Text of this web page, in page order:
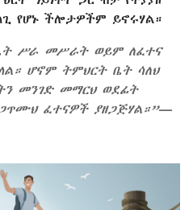
የሆኑ ችሎታዎችም ይኖሩሃል።
ሥራ መሥራት ወይም ለፈተና
ሆኖም ትምህርት ቤት ሳለህ
መንገድ መማርህ ወደፊት
ፈተናዎች ያዘጋጅሃል።”—